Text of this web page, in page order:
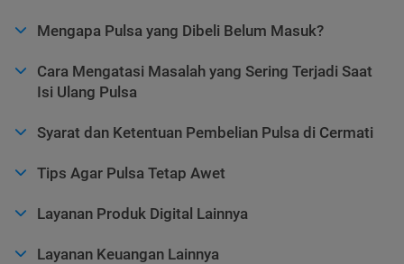
Mengapa Pulsa yang Dibeli Belum Masuk?
Cara Mengatasi Masalah yang Sering Terjadi Saat
Isi Ulang Pulsa
Syarat dan Ketentuan Pembelian Pulsa di Cermati
Tips Agar Pulsa Tetap Awet
Layanan Produk Digital Lainnya
Layanan Keuangan Lainnya